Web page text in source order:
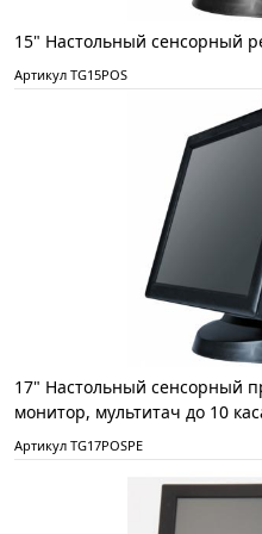
15" Настольный сенсорный
Артикул TG15POS
17" Настольный сенсорный
монитор, мультитач до 10
Артикул TG17POSPE